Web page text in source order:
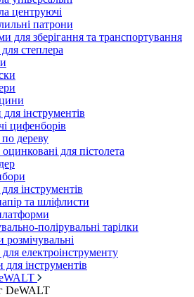
центруючі
патрони
для зберігання та транспортування
степлера
інструментів
цифенборів
дереву
для пістолета
інструментів
та шліфлисти
полірувальні тарілки
електроінструменту
інструментів
DeWALT